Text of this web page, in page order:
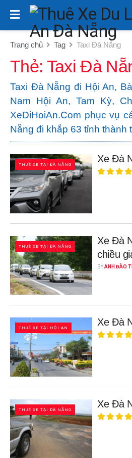
Trang chủ Tag Taxi Đà Nẵng
Thẻ: Taxi Đà
Taxi Đà Nẵng đi Hội An,
Nam Hội An, Tam Kỳ,
XeDiHoiAn.Com phục vụ
Nẵng đi khắp 63 tỉnh thành
THUÊ XE TẠI ĐÀ NẴNG
Xe Đà
THUÊ XE TẠI ĐÀ NẴNG
Xe Đà
chiều
BYANH ĐÀO
THUÊ XE TẠI HỘI AN
Xe Đà
THUÊ XE TẠI ĐÀ NẴNG
Xe Đà